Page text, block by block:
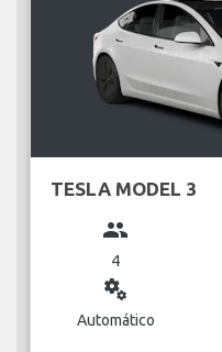
TESLA MODEL 3
group
4
miscellaneous_services
Automático